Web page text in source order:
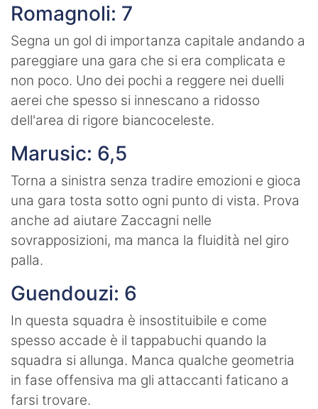
Romagnoli: 7
Segna un gol di importanza capitale andando a
pareggiare una gara che si era complicata e
non poco. Uno dei pochi a reggere nei duelli
aerei che spesso si innescano a ridosso
dell'area di rigore biancoceleste.
Marusic: 6,5
Torna a sinistra senza tradire emozioni e gioca
una gara tosta sotto ogni punto di vista. Prova
anche ad aiutare Zaccagni nelle
sovrapposizioni, ma manca la fluidità nel giro
palla.
Guendouzi: 6
In questa squadra è insostituibile e come
spesso accade è il tappabuchi quando la
squadra si allunga. Manca qualche geometria
in fase offensiva ma gli attaccanti faticano a
farsi trovare.